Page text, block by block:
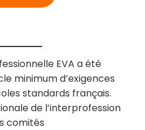
EVA a été
minimum d’exigences
standards français.
de l’interprofession
comités